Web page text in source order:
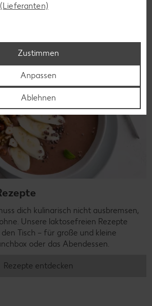
Rezepte entdecken
dich kulinarisch nicht ausbremsen,
Unsere laktosefreien Rezepte
Tisch – für große und kleine
oder das Abendessen.
Rezepte entdecken
Zustimmen
Anpassen
Ablehnen